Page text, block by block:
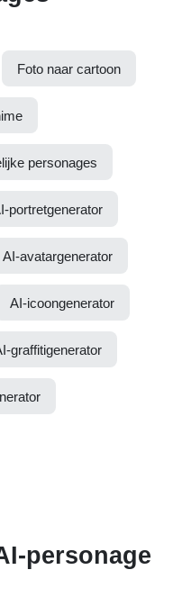
Foto naar cartoon
personages
portretgenerator
AI-avatargenerator
AI-icoongenerator
graffitigenerator
personage